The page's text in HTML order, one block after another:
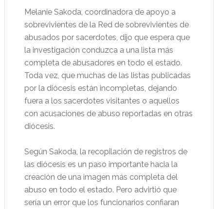
Melanie Sakoda, coordinadora de apoyo a
sobrevivientes de la Red de sobrevivientes de
abusados ​​por sacerdotes, dijo que espera que
la investigación conduzca a una lista más
completa de abusadores en todo el estado.
Toda vez, que muchas de las listas publicadas
por la diócesis están incompletas, dejando
fuera a los sacerdotes visitantes o aquellos
con acusaciones de abuso reportadas en otras
diócesis.
Según Sakoda, la recopilación de registros de
las diócesis es un paso importante hacia la
creación de una imagen más completa del
abuso en todo el estado. Pero advirtió que
sería un error que los funcionarios confiaran